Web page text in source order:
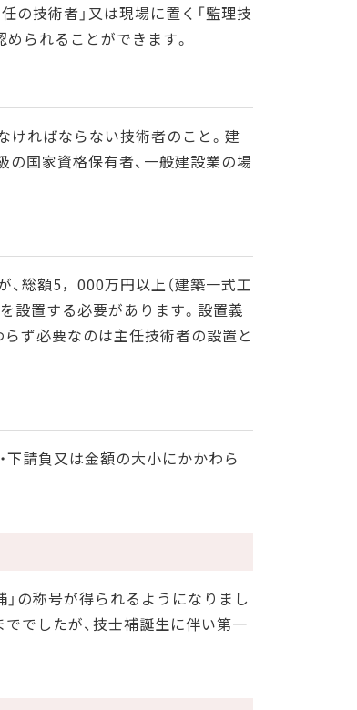
の技術者」又は現場に置く「監理技
められることができます。
ればならない技術者のこと。建
国家資格保有者、一般建設業の場
総額5，000万円以上（建築一式工
設置する必要があります。設置義
ず必要なのは主任技術者の設置と
下請負又は金額の大小にかかわら
の称号が得られるようになりまし
でしたが、技士補誕生に伴い第一